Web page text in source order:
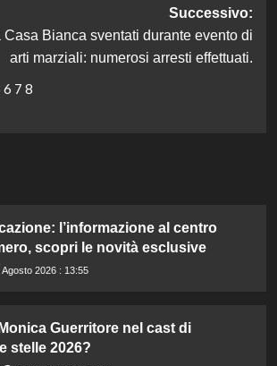
Successivo:
Bianca sventati durante evento di
arti marziali: numerosi arresti effettuati.
6 7 8
l’informazione al centro
scopri le novità esclusive
Agosto 2026 : 13:55
Guerritore nel cast di
stelle 2026?